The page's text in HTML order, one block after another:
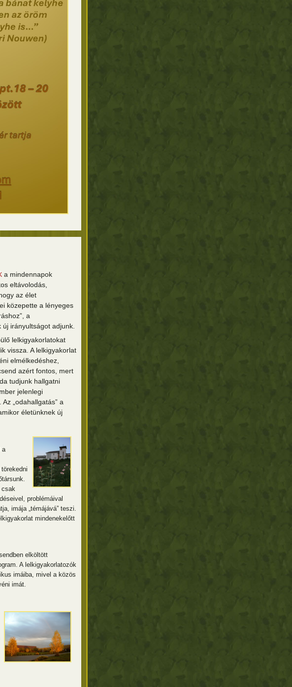
a mindennapok
eltávolodás,
az élet
közepette a lényeges
a
új irányultságot adjunk.
lelkigyakorlatokat
vissza. A lelkigyakorlat
elmélkedéshez,
azért fontos, mert
tudjunk hallgatni
jelenlegi
„odahallgatás” a
életünknek új
a
csak
problémáival
imája „témájává” teszi.
mindenekelőtt
elköltött
A lelkigyakorlatozók
imáiba, mivel a közös
imát.